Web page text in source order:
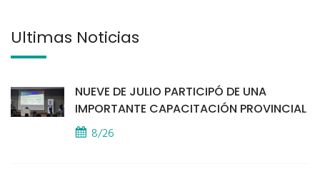
Últimas Noticias
NUEVE DE JULIO PARTICIPÓ DE UNA
IMPORTANTE CAPACITACIÓN PROVINCIAL
8/26